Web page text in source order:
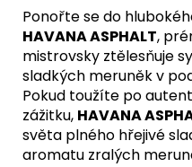
Ponořte se do
HAVANA ASPHALT,
mistrovsky ztělesňuje
sladkých meruněk v
Pokud toužíte po
zážitku, HAVANA
světa plného hřejivé
aromatu zralých